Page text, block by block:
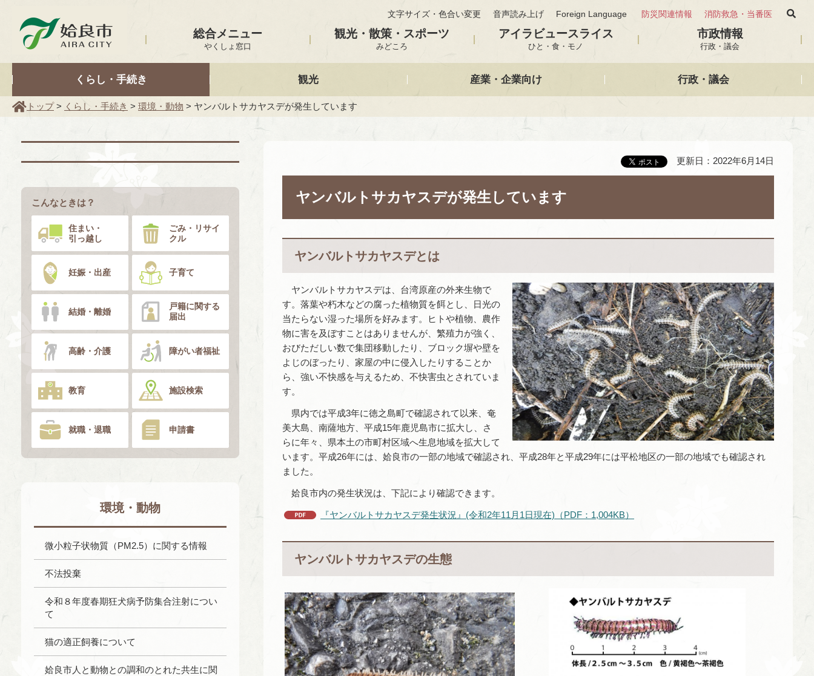
文字サイズ・色合い変更 音声読み上げ Foreign Language 防災関連情報 消防救急・当番医
総合メニュー
やくしょ窓口
観光・散策・スポーツ
みどころ
アイラビュースライス
ひと・食・モノ
市政情報
行政・議会
くらし・手続き 観光 産業・企業向け 行政・議会
トップ> くらし・手続き > 環境・動物 > ヤンバルトサカヤスデが発生しています
こんなときは？
住まい・
引っ越し
ごみ・リサイ
クル
妊娠・出産 子育て
結婚・離婚
戸籍に関する
届出
高齢・介護 障がい者福祉
教育 施設検索
就職・退職 申請書
環境・動物
微小粒子状物質（PM2.5）に関する情報
不法投棄
令和８年度春期狂犬病予防集合注射につい
て
猫の適正飼養について
姶良市人と動物との調和のとれた共生に関
更新日：2022年6月14日
ヤンバルトサカヤスデが発生しています
ヤンバルトサカヤスデとは
ヤンバルトサカヤスデは、台湾原産の外来生物で
す。落葉や朽木などの腐った植物質を餌とし、日光の
当たらない湿った場所を好みます。ヒトや植物、農作
物に害を及ぼすことはありませんが、繁殖力が強く、
おびただしい数で集団移動したり、ブロック塀や壁を
よじのぼったり、家屋の中に侵入したりすることか
ら、強い不快感を与えるため、不快害虫とされていま
す。
県内では平成3年に徳之島町で確認されて以来、奄
美大島、南薩地方、平成15年鹿児島市に拡大し、さ
らに年々、県本土の市町村区域へ生息地域を拡大して
います。平成26年には、姶良市の一部の地域で確認され、平成28年と平成29年には平松地区の一部の地域でも確認され
ました。
姶良市内の発生状況は、下記により確認できます。
『ヤンバルトサカヤスデ発生状況』(令和2年11月1日現在)（PDF：1,004KB）
ヤンバルトサカヤスデの生態